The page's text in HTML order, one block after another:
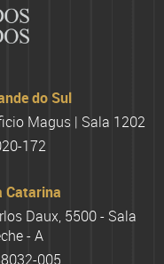
do Sul
Magus | Sala 1202
172
Catarina
Daux, 5500 - Sala
- A
005